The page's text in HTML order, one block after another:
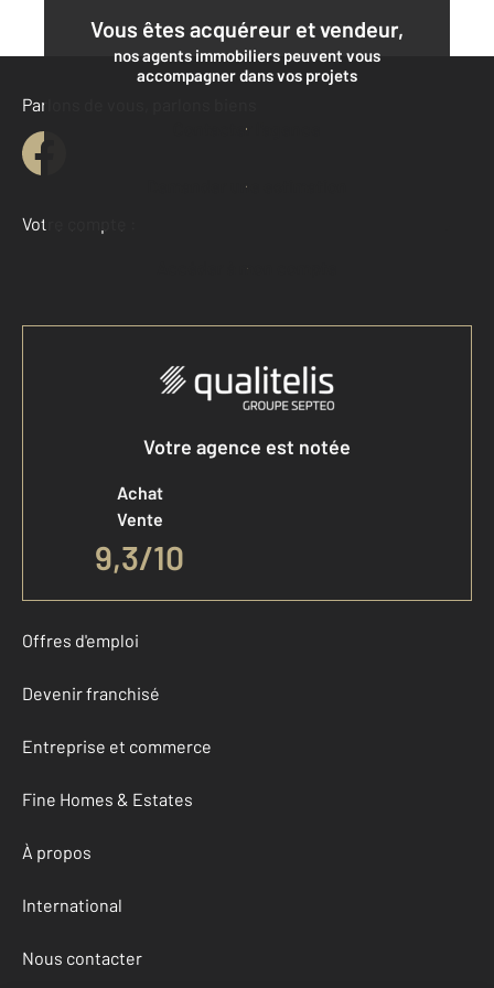
Vous êtes acquéreur et vendeur,
nos agents immobiliers peuvent vous
accompagner dans vos projets
Contacter l'agence
Demander une estimation
Parlons de vous, parlons biens
Votre compte :
Accéder à mon compte
Votre agence est notée
Achat
Vente
9,3/10
Offres d'emploi
Devenir franchisé
Entreprise et commerce
Fine Homes & Estates
À propos
International
Nous contacter